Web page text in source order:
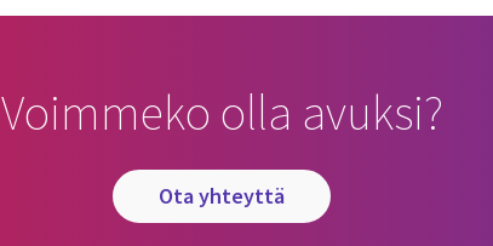
Voimmeko olla avuksi?
ota yhteyttä